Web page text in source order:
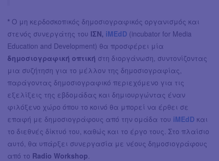
* Ο μη κερδοσκοπικός δημοσιογραφικός οργανισμός και
στενός συνεργάτης του ΙΣΝ, iMEdD (incubator for Media
Education and Development) θα προσφέρει μία
δημοσιογραφική οπτική στη διοργάνωση, συντονίζοντας
μια συζήτηση για το μέλλον της δημοσιογραφίας,
παράγοντας δημοσιογραφικό περιεχόμενο για τις
εξελίξεις της εβδομάδας και δημιουργώντας έναν
φιλόξενο χώρο όπου το κοινό θα μπορεί να έρθει σε
επαφή με δημοσιογράφους από την ομάδα του iMEdD και
το διεθνές δίκτυό του, καθώς και το έργο τους. Στο πλαίσιο
αυτό, θα υπάρξει συνεργασία με νέους δημοσιογράφους
από το Radio Workshop